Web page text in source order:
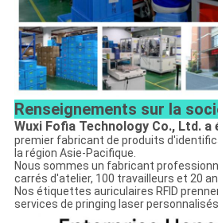
Renseignements sur la
Wuxi Fofia Technology Co., Ltd. a
premier fabricant de produits
la région Asie-Pacifique.
Nous sommes un fabricant
carrés d'atelier, 100 travailleurs et 20
Nos étiquettes auriculaires RFID
services de pringing laser personnalisés.